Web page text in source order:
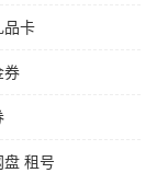
品卡
券
租号